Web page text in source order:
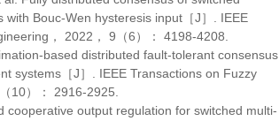
Bouc-Wen hysteresis input［J］. IEEE
， 2022 ， 9 （6）： 4198-4208.
based distributed fault-tolerant consensus
systems［J］. IEEE Transactions on Fuzzy
（10）： 2916-2925.
cooperative output regulation for switched multi-